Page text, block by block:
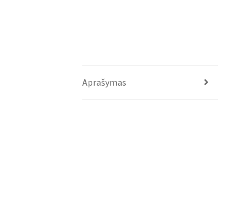
Aprašymas